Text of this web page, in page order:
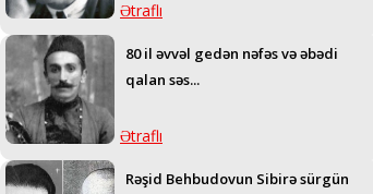
Ətraflı
80 il əvvəl gedən nəfəs və əbədi
qalan səs...
Ətraflı
Rəşid Behbudovun Sibirə sürgün